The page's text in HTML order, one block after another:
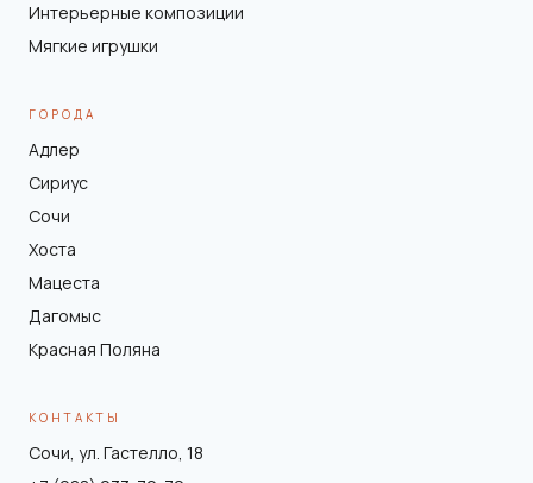
Интерьерные композиции
Мягкие игрушки
ГОРОДА
Адлер
Сириус
Сочи
Хоста
Мацеста
Дагомыс
Красная Поляна
КОНТАКТЫ
Сочи, ул. Гастелло, 18